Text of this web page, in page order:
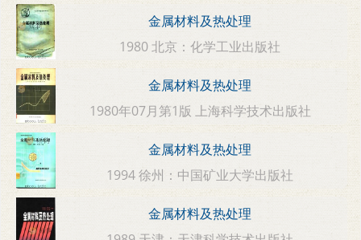
金属材料及热处理
1980 北京：化学工业出版社
金属材料及热处理
1980年07月第1版 上海科学技术出版社
金属材料及热处理
1994 徐州：中国矿业大学出版社
金属材料及热处理